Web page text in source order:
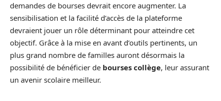
demandes de bourses devrait encore augmenter. La
sensibilisation et la facilité d’accès de la plateforme
devraient jouer un rôle déterminant pour atteindre cet
objectif. Grâce à la mise en avant d’outils pertinents, un
plus grand nombre de familles auront désormais la
possibilité de bénéficier de bourses collège, leur assurant
un avenir scolaire meilleur.